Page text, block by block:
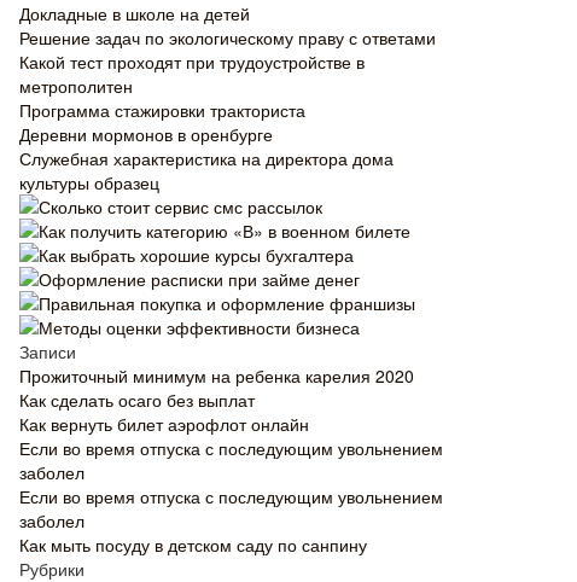
Докладные в школе на детей
Решение задач по экологическому праву с ответами
Какой тест проходят при трудоустройстве в
метрополитен
Программа стажировки тракториста
Деревни мормонов в оренбурге
Служебная характеристика на директора дома
культуры образец
Сколько стоит сервис смс рассылок
Как получить категорию «В» в военном билете
Как выбрать хорошие курсы бухгалтера
Оформление расписки при займе денег
Правильная покупка и оформление франшизы
Методы оценки эффективности бизнеса
Записи
Прожиточный минимум на ребенка карелия 2020
Как сделать осаго без выплат
Как вернуть билет аэрофлот онлайн
Если во время отпуска с последующим увольнением
заболел
Если во время отпуска с последующим увольнением
заболел
Как мыть посуду в детском саду по санпину
Рубрики